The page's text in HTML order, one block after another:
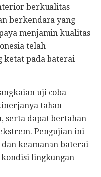
berkualitas
berkendara yang
menjamin kualitas
telah
ketat pada baterai
uji coba
tahan
serta dapat bertahan
Pengujian ini
keamanan baterai
lingkungan